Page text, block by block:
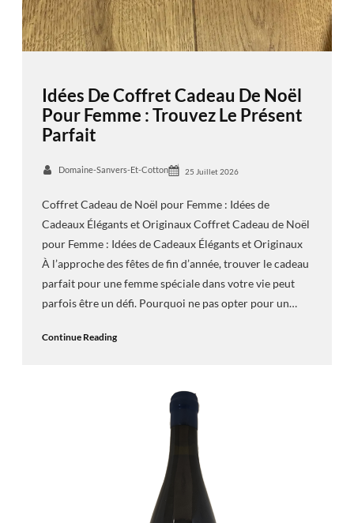
Idées De Coffret Cadeau De Noël
Pour Femme : Trouvez Le Présent
Parfait
Domaine-Sanvers-Et-Cotton 25 Juillet 2026
Coffret Cadeau de Noël pour Femme : Idées de
Cadeaux Élégants et Originaux Coffret Cadeau de Noël
pour Femme : Idées de Cadeaux Élégants et Originaux
À l’approche des fêtes de fin d’année, trouver le cadeau
parfait pour une femme spéciale dans votre vie peut
parfois être un défi. Pourquoi ne pas opter pour un…
Continue Reading